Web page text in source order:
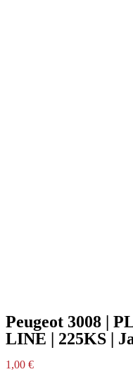
Peugeot 3008 |
LINE | 225KS |
1,00 €